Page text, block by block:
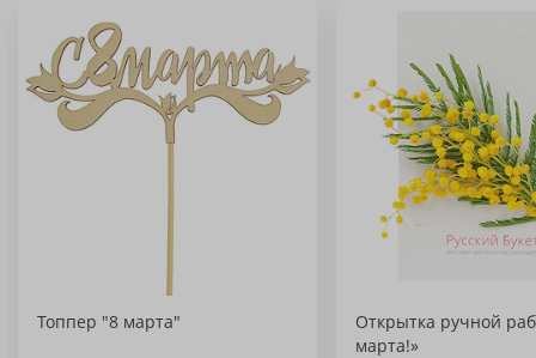
Топпер "8 марта"
Открытка ручной
марта!»